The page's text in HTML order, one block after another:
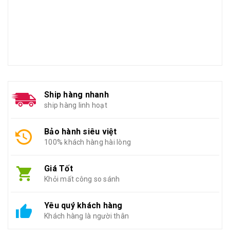
Ship hàng nhanh
ship hàng linh hoạt
Bảo hành siêu việt
100% khách hàng hài lòng
Giá Tốt
Khỏi mất công so sánh
Yêu quý khách hàng
Khách hàng là người thân